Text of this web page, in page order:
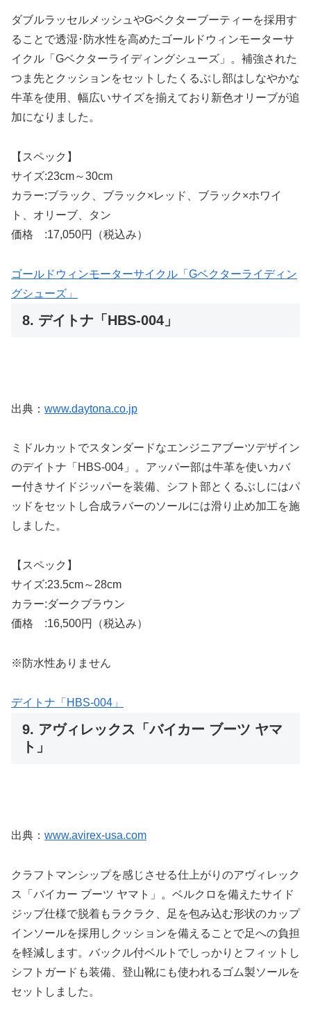
ダブルラッセルメッシュやGベクターブーティーを採用す
ることで透湿･防水性を高めたゴールドウィンモーターサ
イクル「Gベクターライディングシューズ」。補強された
つま先とクッションをセットしたくるぶし部はしなやかな
牛革を使用、幅広いサイズを揃えており新色オリーブが追
加になりました。
【スペック】
サイズ:23cm～30cm
カラー:ブラック、ブラック×レッド、ブラック×ホワイ
ト、オリーブ、タン
価格 :17,050円（税込み）
ゴールドウィンモーターサイクル「Gベクターライディン
グシューズ」
8. デイトナ「HBS-004」
出典： www.daytona.co.jp
ミドルカットでスタンダードなエンジニアブーツデザイン
のデイトナ「HBS-004」。アッパー部は牛革を使いカバ
ー付きサイドジッパーを装備、シフト部とくるぶしにはパ
ッドをセットし合成ラバーのソールには滑り止め加工を施
しました。
【スペック】
サイズ:23.5cm～28cm
カラー:ダークブラウン
価格 :16,500円（税込み）
※防水性ありません
デイトナ「HBS-004」
9. アヴィレックス「バイカー ブーツ ヤマ
ト」
出典： www.avirex-usa.com
クラフトマンシップを感じさせる仕上がりのアヴィレック
ス「バイカー ブーツ ヤマト」。ベルクロを備えたサイド
ジップ仕様で脱着もラクラク、足を包み込む形状のカップ
インソールを採用しクッションを備えることで足への負担
を軽減します。バックル付ベルトでしっかりとフィットし
シフトガードも装備、登山靴にも使われるゴム製ソールを
セットしました。